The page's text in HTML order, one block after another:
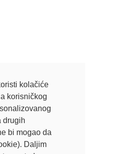
kolačiće
korisničkog
drugih
bi mogao da
Daljim
Novi Beograd